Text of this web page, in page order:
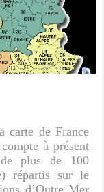
carte de France
à présent
plus de 100
répartis sur le
d’Outre Mer